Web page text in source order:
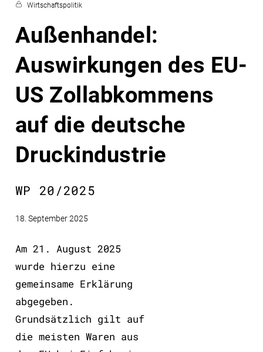
Wirtschaftspolitik
Außenhandel:
Auswirkungen des EU-
US Zollabkommens
auf die deutsche
Druckindustrie
WP 20/2025
18. September 2025
Am 21. August 2025
wurde hierzu eine
gemeinsame Erklärung
abgegeben.
Grundsätzlich gilt auf
die meisten Waren aus